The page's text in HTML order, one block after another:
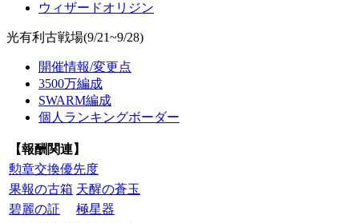
ウィザードオリジン
光有利古戦場(9/21~9/28)
開催情報/変更点
3500万編成
SWARM編成
個人ランキングボーダー
【報酬関連】
勲章交換優先度
果報の古箱 天醒の蒼玉
碧麗の証
極星器